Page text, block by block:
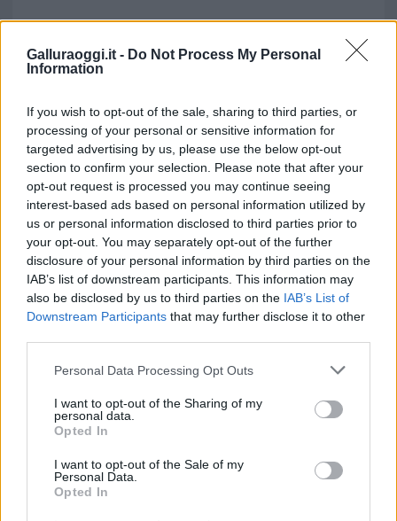
Galluraoggi.it - Do Not Process My Personal
Information
If you wish to opt-out of the sale, sharing to third parties, or
processing of your personal or sensitive information for
targeted advertising by us, please use the below opt-out
section to confirm your selection. Please note that after your
opt-out request is processed you may continue seeing
interest-based ads based on personal information utilized by
us or personal information disclosed to third parties prior to
your opt-out. You may separately opt-out of the further
disclosure of your personal information by third parties on the
IAB’s list of downstream participants. This information may
also be disclosed by us to third parties on the IAB’s List of
Downstream Participants that may further disclose it to other
Please note that this website/app uses one or more Google
not limited to your visit or usage behaviour. You may click to
grant or deny consent to Google and its third-party tags to
use your data for below specified purposes in below Google
consent section.
Personal Data Processing Opt Outs
I want to opt-out of the Sharing of my
personal data.
Opted In
I want to opt-out of the Sale of my
Personal Data.
Opted In